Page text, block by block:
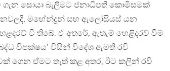
ගැන සොයා බැලීමට ජනාධිපති කොමිසමක්
මහේන්ද්‍රන් සහ ඇලෝසියස් යන
වී තිබේ. ඒ අතරේ, ඇතැම් හෙළිදරව් වීම්
විපක්ෂය’ විසින් විදේශ ඇමති රවි
ගෙන ඒමට තැත් කළ අතර, ඊට කලින් රවි